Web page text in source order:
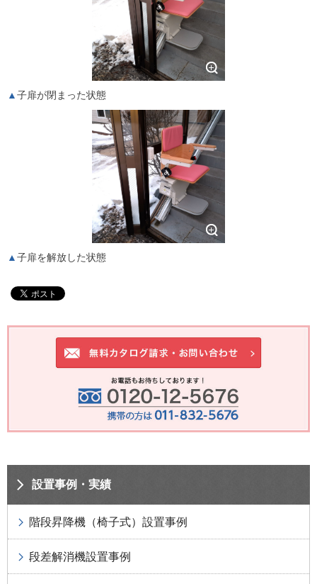
子扉が閉まった状態
子扉を解放した状態
設置事例・実績
階段昇降機（椅子式）設置事例
段差解消機設置事例